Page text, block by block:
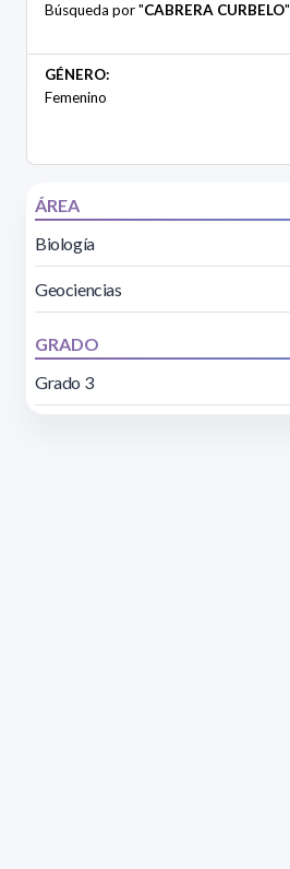
Búsqueda por "CABRERA CURBELO"
GÉNERO:
Femenino
ÁREA
Biología
Geociencias
GRADO
Grado 3